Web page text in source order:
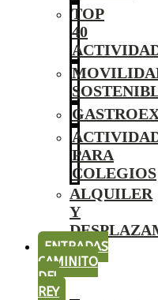
TOP
40
PARA
COLEGIOS
ALQUILER
Y
ENTRADAS
CAMINITO
DEL
REY